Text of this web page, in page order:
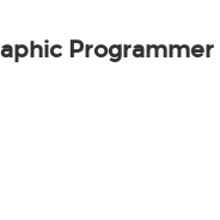
Programmer